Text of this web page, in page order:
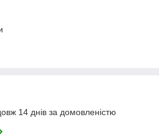
14 днів за домовленістю